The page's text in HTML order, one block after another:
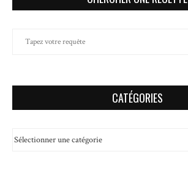
CATÉGORIES